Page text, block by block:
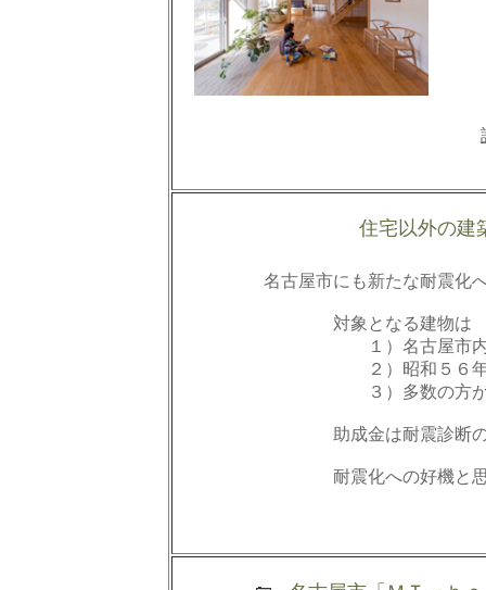
住宅以外の建
名古屋市にも新たな耐震化
対象となる建物は
１）名古屋市内に
２）昭和５６年５月３１
３）多数の方が利用する
助成金は耐震診断
耐震化への好機と思われま